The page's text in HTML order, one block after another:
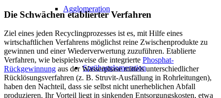
Agglomeration
Sprühagglomeration
Die Schwächen etablierter Verfahren
Ziel eines jeden Recyclingprozesses ist es, mit Hilfe eines
wirtschaftlichen Verfahrens möglichst reine Zwischenprodukte zu
gewinnen und einer Wiederverwertung zuzuführen. Etablierte
Verfahren, wie beispielsweise die integrierte Phosphat-
Rückgewinnung aus der Wasserphase mittels unterschiedlicher
Rücklösungsverfahren (z. B. Struvit-Ausfällung in Rohrleitungen),
haben den Nachteil, dass sie selbst nicht unerheblichen Abfall
produzieren. Ihr Vorteil liegt in sinkenden Entsorgungskosten, etwa